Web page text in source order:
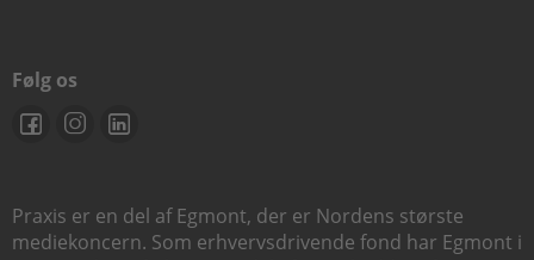
Følg os
Praxis er en del af Egmont, der er Nordens største
mediekoncern. Som erhvervsdrivende fond har Egmont i